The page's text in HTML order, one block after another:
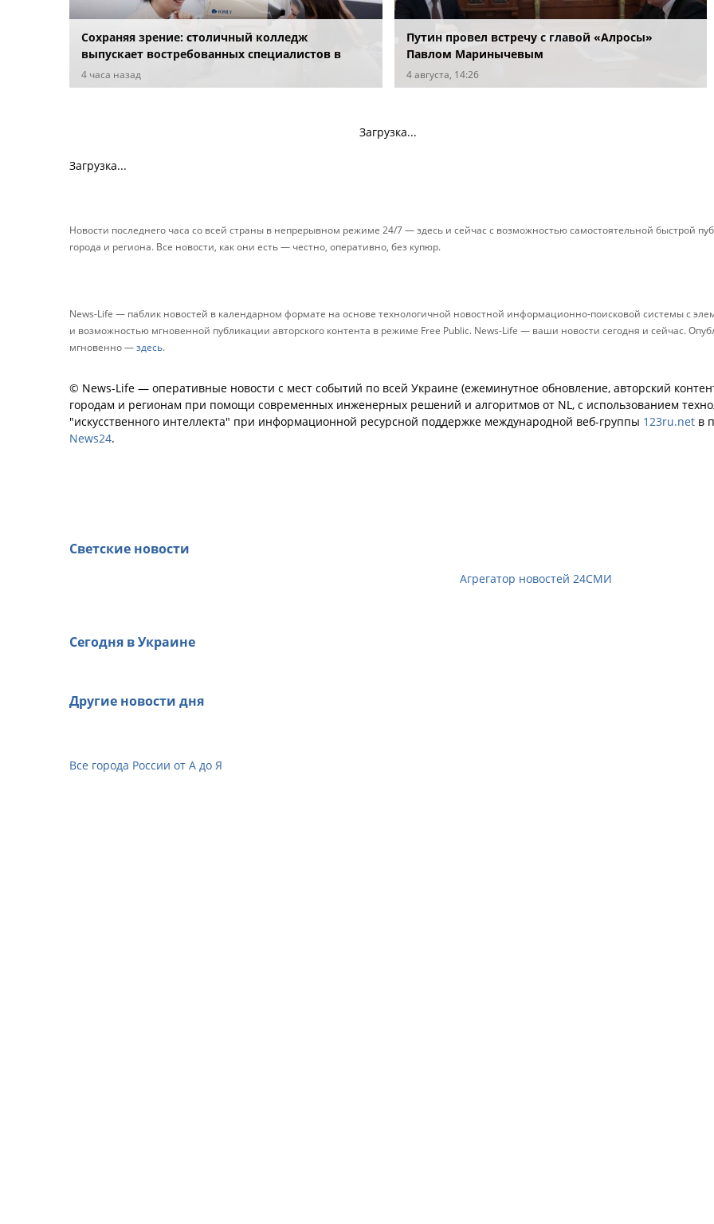
Сохраняя зрение: столичный колледж
выпускает востребованных специалистов в
сфере офтальмологии
4 часа назад
Путин провел встречу с главой «Алросы»
Павлом Маринычевым
4 августа, 14:26
Загрузка...
Загрузка...
Новости последнего часа со всей страны в непрерывном режиме 24/7 — здесь и сейчас с возможностью самостоятельной быстрой
города и региона. Все новости, как они есть — честно, оперативно, без купюр.
News-Life — паблик новостей в календарном формате на основе технологичной новостной информационно-поисковой системы с
и возможностью мгновенной публикации авторского контента в режиме Free Public. News-Life — ваши новости сегодня и сейчас.
мгновенно —здесь.
© News-Life — оперативные новости с мест событий по всей Украине (ежеминутное обновление, авторский
городам и регионам при помощи современных инженерных решений и алгоритмов от NL, с использованием
"искусственного интеллекта" при информационной ресурсной поддержке международной веб-группы 123ru.net в
News24.
Светские новости
Агрегатор новостей 24СМИ
Сегодня в Украине
Другие новости дня
Все города России от А до Я